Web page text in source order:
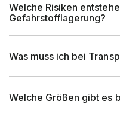
Fachlast (kg)
Kragarmlänge
Welche Risiken
Gefahrstofflagerung?
Was muss ich bei
Welche Größen gibt es